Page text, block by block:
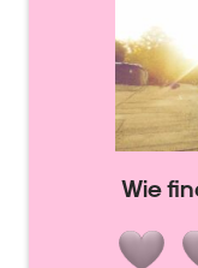
Wie